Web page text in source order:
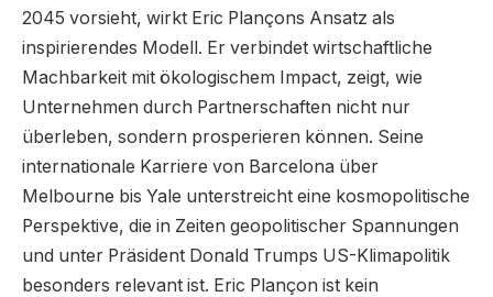
2045 vorsieht, wirkt Eric Plançons Ansatz als
inspirierendes Modell. Er verbindet wirtschaftliche
Machbarkeit mit ökologischem Impact, zeigt, wie
Unternehmen durch Partnerschaften nicht nur
überleben, sondern prosperieren können. Seine
internationale Karriere von Barcelona über
Melbourne bis Yale unterstreicht eine kosmopolitische
Perspektive, die in Zeiten geopolitischer Spannungen
und unter Präsident Donald Trumps US-Klimapolitik
besonders relevant ist. Eric Plançon ist kein